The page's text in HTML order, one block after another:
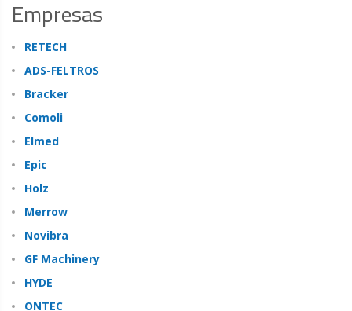
Empresas
RETECH
ADS-FELTROS
Bracker
Comoli
Elmed
Epic
Holz
Merrow
Novibra
GF Machinery
HYDE
ONTEC